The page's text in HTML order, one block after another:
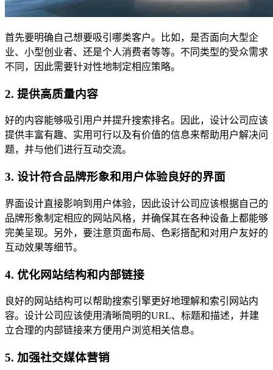
首先要明确自己想要吸引哪类客户。比如，是否面向大型企
业、小型创业者、还是个人消费者等等。不同类型的受众需求
不同，因此需要针对性地制定相应策略。
2. 提供高质量内容
好的内容能够吸引用户并提升搜索排名。因此，设计公司应该
提供丰富有趣、实用可行以及有价值的信息来帮助用户解决问
题，并与他们进行互动交流。
3. 设计符合品牌形象和用户体验良好的界面
界面设计直接影响到用户体验，因此设计公司应该根据自己的
品牌形象制定相应的网站风格，并确保其在各种设备上都能够
完美呈现。另外，要注意页面布局、色彩搭配和对用户友好的
互动效果等细节。
4. 优化网站结构和内部链接
良好的网站结构可以帮助搜索引擎更好地理解和索引网站内
容。设计公司应该使用清晰简明的URL、标题和描述，并建
立合理的内部链接来方便用户浏览相关信息。
5. 加强社交媒体营销